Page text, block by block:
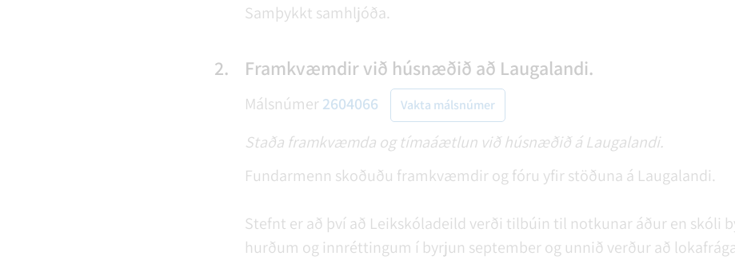
Samþykkt samhljóða.
2. Framkvæmdir við húsnæðið að Laugalandi.
Málsnúmer2604066 Vakta málsnúmer
Staða framkvæmda og tímaáætlun við húsnæðið á Laugalandi.
Fundarmenn skoðuðu framkvæmdir og fóru yfir stöðuna á Laugalandi.
Stefnt er að því að Leikskóladeild verði tilbúin til notkunar áður en skóli
hurðum og innréttingum í byrjun september og unnið verður að